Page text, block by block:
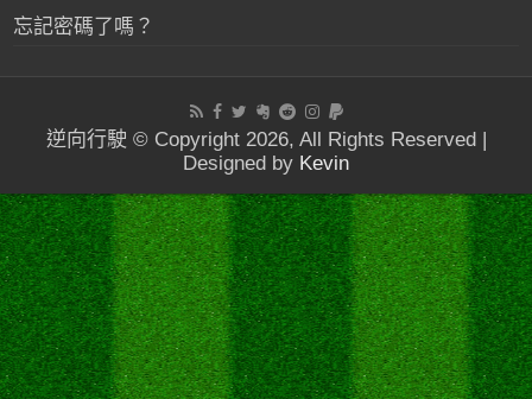
忘記密碼了嗎？
逆向行駛 © Copyright 2026, All Rights Reserved |
Designed by Kevin